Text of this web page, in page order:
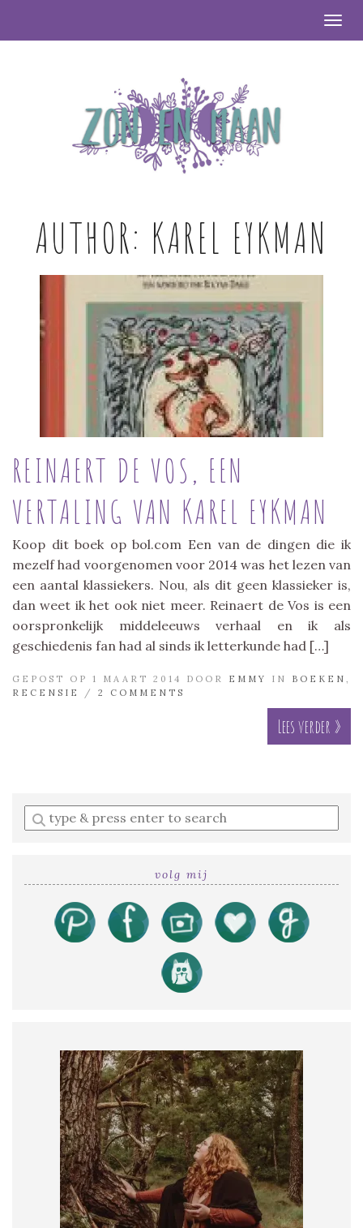
AUTHOR: KAREL EYKMAN
REINAERT DE VOS, EEN
VERTALING VAN KAREL EYKMAN
Koop dit boek op bol.com Een van de dingen die ik
mezelf had voorgenomen voor 2014 was het lezen van
een aantal klassiekers. Nou, als dit geen klassieker is,
dan weet ik het ook niet meer. Reinaert de Vos is een
oorspronkelijk middeleeuws verhaal en ik als
geschiedenis fan had al sinds ik letterkunde had […]
GEPOST OP 1 MAART 2014 DOOR EMMY IN BOEKEN
RECENSIE
/ 2 COMMENTS
Lees verder »
Enter
a
volg mij